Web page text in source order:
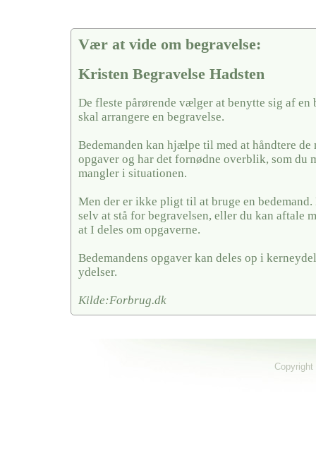
Vær at vide om begravelse:
Kristen Begravelse Hadsten
De fleste pårørende vælger at benytte sig af en
skal arrangere en begravelse.
Bedemanden kan hjælpe til med at håndtere de
opgaver og har det fornødne overblik, som du
mangler i situationen.
Men der er ikke pligt til at bruge en
selv at stå for begravelsen, eller du kan aftale
at I deles om opgaverne.
Bedemandens opgaver kan deles op i
ydelser.
Kilde:Forbrug.dk